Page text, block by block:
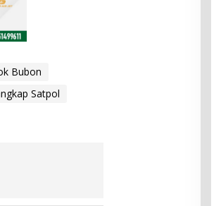
Bubon
Satpol